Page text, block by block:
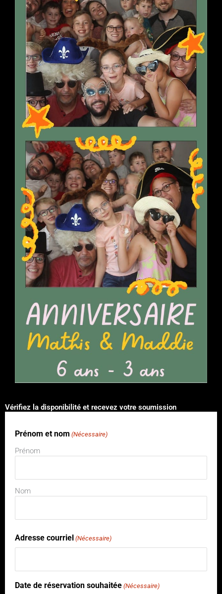
Vérifiez la disponibilité et recevez votre soumission
Prénom et nom (Nécessaire)
Prénom
Nom
Adresse courriel (Nécessaire)
Date de réservation souhaitée (Nécessaire)
JJ
barre
barre